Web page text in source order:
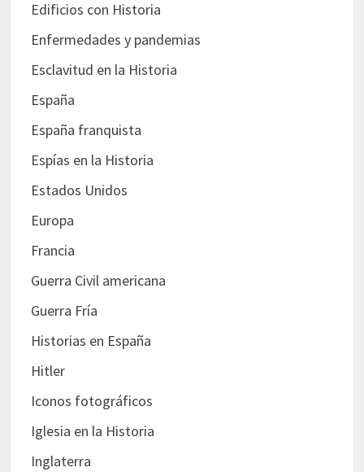
Edificios con Historia
Enfermedades y pandemias
Esclavitud en la Historia
España
España franquista
Espías en la Historia
Estados Unidos
Europa
Francia
Guerra Civil americana
Guerra Fría
Historias en España
Hitler
Iconos fotográficos
Iglesia en la Historia
Inglaterra